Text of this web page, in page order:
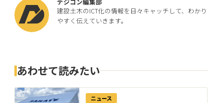
建設土木のICT化の情報を日々キャッチして、わかり
やすく伝えていきます。
あわせて読みたい
ニュース